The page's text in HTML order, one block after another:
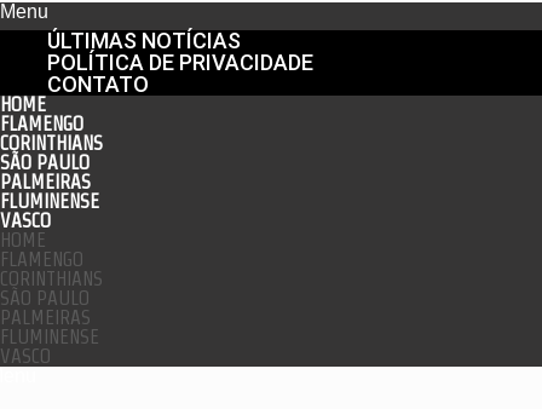
Menu
ÚLTIMAS NOTÍCIAS
POLÍTICA DE PRIVACIDADE
CONTATO
HOME
FLAMENGO
CORINTHIANS
SÃO PAULO
PALMEIRAS
FLUMINENSE
VASCO
HOME
FLAMENGO
CORINTHIANS
SÃO PAULO
PALMEIRAS
FLUMINENSE
VASCO